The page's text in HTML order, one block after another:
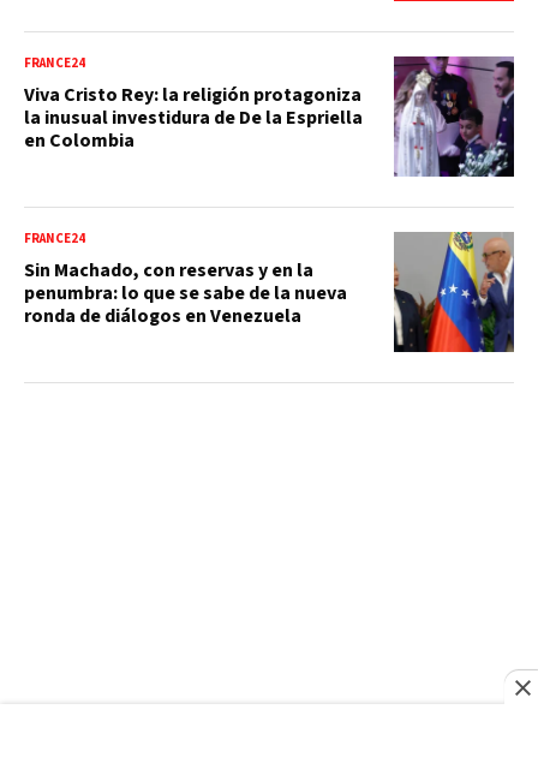
FRANCE24
Viva Cristo Rey: la religión protagoniza
la inusual investidura de De la Espriella
en Colombia
FRANCE24
Sin Machado, con reservas y en la
penumbra: lo que se sabe de la nueva
ronda de diálogos en Venezuela